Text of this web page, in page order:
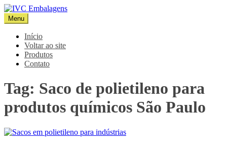
Pular
para
o
conteúdo
IVC Embalagens
Blog IVC
Menu
Início
Voltar ao site
Produtos
Contato
Tag: Saco de polietileno para
produtos químicos São Paulo